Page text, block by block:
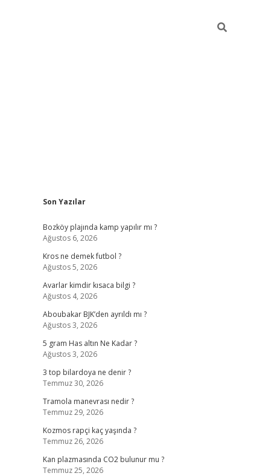
Sidebar
Son Yazılar
Bozköy plajında kamp yapılır mı ?
Ağustos 6, 2026
Kros ne demek futbol ?
Ağustos 5, 2026
Avarlar kimdir kısaca bilgi ?
Ağustos 4, 2026
Aboubakar BJK’den ayrıldı mı ?
Ağustos 3, 2026
5 gram Has altın Ne Kadar ?
Ağustos 3, 2026
3 top bilardoya ne denir ?
Temmuz 30, 2026
Tramola manevrası nedir ?
Temmuz 29, 2026
Kozmos rapçi kaç yaşında ?
Temmuz 26, 2026
Kan plazmasında CO2 bulunur mu ?
Temmuz 25, 2026